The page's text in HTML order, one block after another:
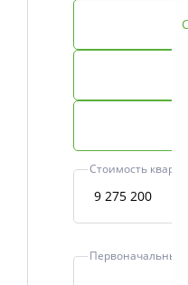
Стоимость
Первоначальный